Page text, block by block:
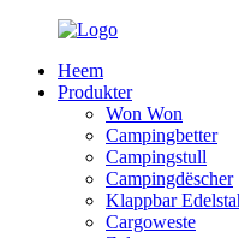
Heem
Produkter
Won Won
Campingbetter
Campingstull
Campingdëscher
Klappbar
Cargoweste